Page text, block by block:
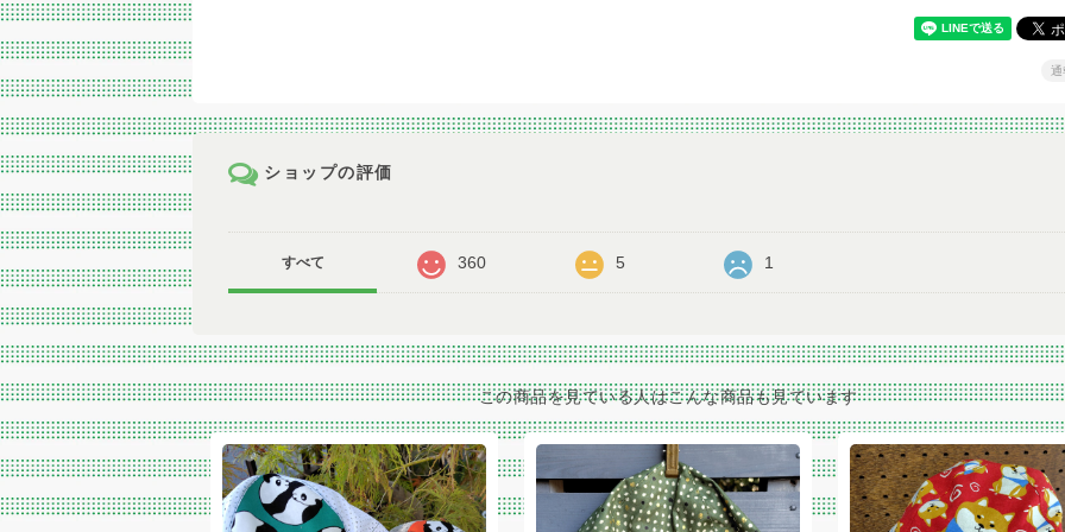
通
ショップの評価
すべて 360 5 1
この商品を見ている人はこんな商品も見ています